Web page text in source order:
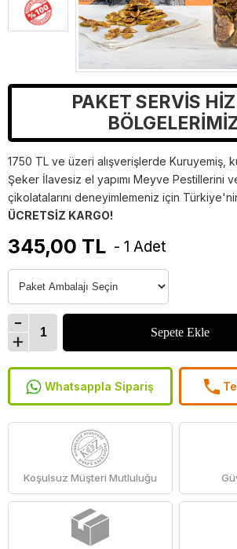
PAKET SERVİS
1750 TL ve üzeri alışverişlerde Kuruyemiş,
Şeker İlavesiz el yapımı Meyve Pestillerini
çikolatalarını deneyimlemeniz için
ÜCRETSİZ KARGO!
345,00 TL - 1 Adet
Whatsappla Sipariş
Koşulsuz Müşteri Mutluluğu